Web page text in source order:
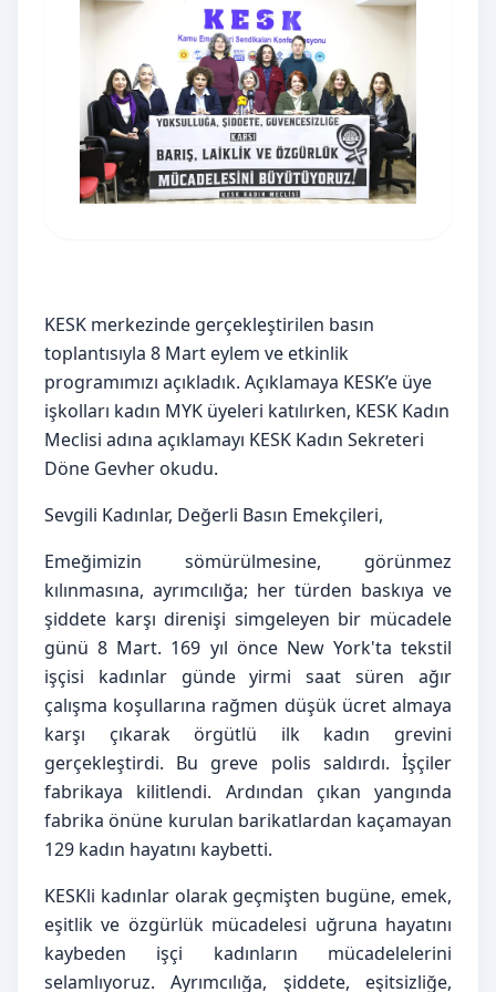
KESK merkezinde gerçekleştirilen basın
toplantısıyla 8 Mart eylem ve etkinlik
programımızı açıkladık. Açıklamaya KESK’e üye
işkolları kadın MYK üyeleri katılırken, KESK Kadın
Meclisi adına açıklamayı KESK Kadın Sekreteri
Döne Gevher okudu.
Sevgili Kadınlar, Değerli Basın Emekçileri,
Emeğimizin sömürülmesine, görünmez
kılınmasına, ayrımcılığa; her türden baskıya ve
şiddete karşı direnişi simgeleyen bir mücadele
günü 8 Mart. 169 yıl önce New York'ta tekstil
işçisi kadınlar günde yirmi saat süren ağır
çalışma koşullarına rağmen düşük ücret almaya
karşı çıkarak örgütlü ilk kadın grevini
gerçekleştirdi. Bu greve polis saldırdı. İşçiler
fabrikaya kilitlendi. Ardından çıkan yangında
fabrika önüne kurulan barikatlardan kaçamayan
129 kadın hayatını kaybetti.
KESKli kadınlar olarak geçmişten bugüne, emek,
eşitlik ve özgürlük mücadelesi uğruna hayatını
kaybeden işçi kadınların mücadelelerini
selamlıyoruz. Ayrımcılığa, şiddete, eşitsizliğe,